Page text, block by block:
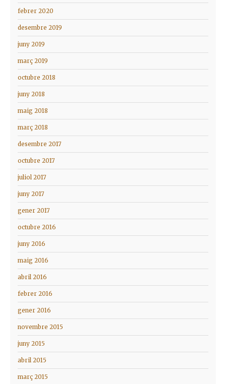
febrer 2020
desembre 2019
juny 2019
març 2019
octubre 2018
juny 2018
maig 2018
març 2018
desembre 2017
octubre 2017
juliol 2017
juny 2017
gener 2017
octubre 2016
juny 2016
maig 2016
abril 2016
febrer 2016
gener 2016
novembre 2015
juny 2015
abril 2015
març 2015